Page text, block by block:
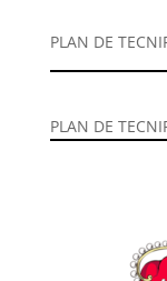
PLAN DE
PLAN DE